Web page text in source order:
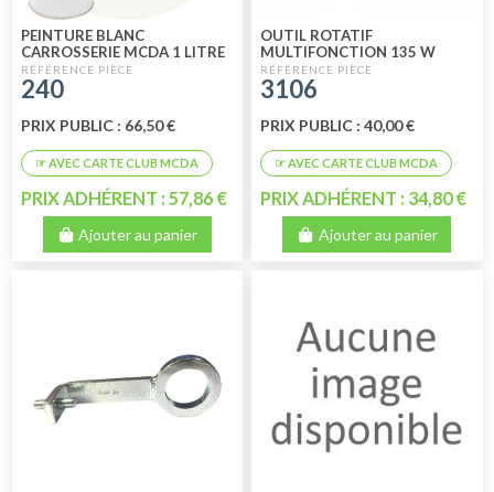
PEINTURE BLANC
CARROSSERIE MCDA 1 LITRE
240
PRIX PUBLIC : 66,50 €
PRIX ADHÉRENT : 57,86 €
Ajouter au panier
OUTIL ROTATIF
MULTIFONCTION 135 W
3106
PRIX PUBLIC : 40,00 €
PRIX ADHÉRENT : 34,80 €
Ajouter au panier